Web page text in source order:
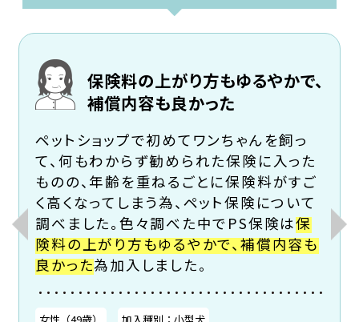
保険料の上がり方もゆるやかで、
補償内容も良かった
ペットショップで初めてワンちゃんを飼っ
て、何もわからず勧められた保険に入った
ものの、年齢を重ねるごとに保険料がすご
く高くなってしまう為、ペット保険について
調べました。色々調べた中でPS保険は保
険料の上がり方もゆるやかで、補償内容も
良かった為加入しました。